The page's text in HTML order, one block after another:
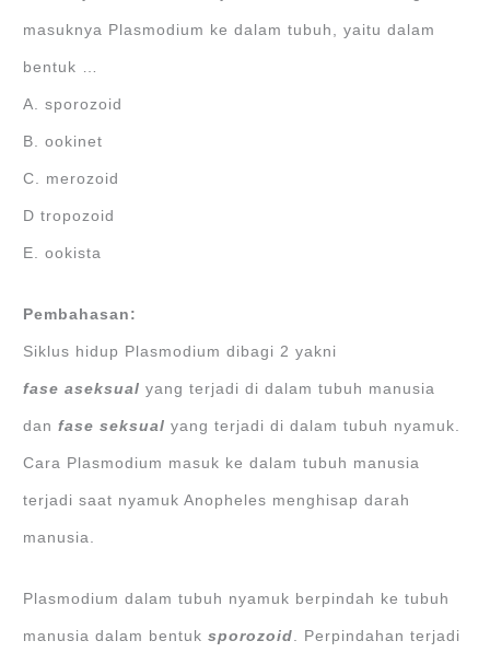
masuknya Plasmodium ke dalam tubuh, yaitu dalam
bentuk …
A. sporozoid
B. ookinet
C. merozoid
D tropozoid
E. ookista
Pembahasan:
Siklus hidup Plasmodium dibagi 2 yakni
fase aseksual yang terjadi di dalam tubuh manusia
danfase seksual yang terjadi di dalam tubuh nyamuk.
Cara Plasmodium masuk ke dalam tubuh manusia
terjadi saat nyamuk Anopheles menghisap darah
manusia.
Plasmodium dalam tubuh nyamuk berpindah ke tubuh
manusia dalam bentuksporozoid. Perpindahan terjadi